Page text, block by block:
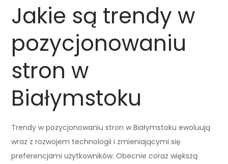
Jakie są trendy w
pozycjonowaniu
stron w
Białymstoku
Trendy w pozycjonowaniu stron w Białymstoku ewoluują
wraz z rozwojem technologii i zmieniającymi się
preferencjami użytkowników. Obecnie coraz większą